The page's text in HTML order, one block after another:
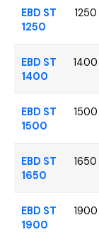
EBD ST
1250
1250
EBD ST
1400
1400
EBD ST
1500
1500
EBD ST
1650
1650
EBD ST
1900
1900